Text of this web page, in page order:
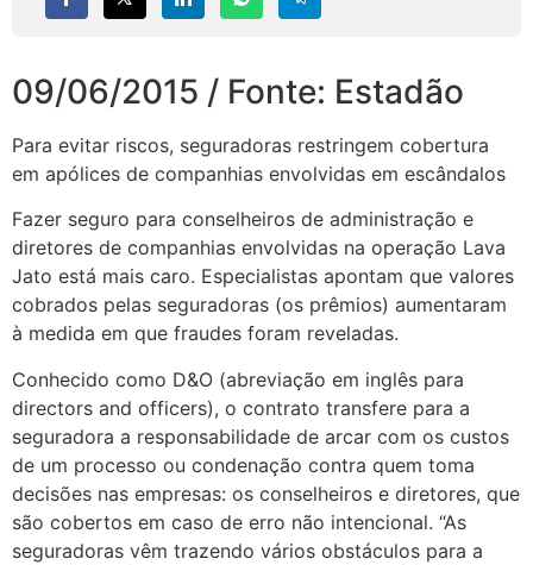
09/06/2015 / Fonte: Estadão
Para evitar riscos, seguradoras restringem cobertura
em apólices de companhias envolvidas em escândalos
Fazer seguro para conselheiros de administração e
diretores de companhias envolvidas na operação Lava
Jato está mais caro. Especialistas apontam que valores
cobrados pelas seguradoras (os prêmios) aumentaram
à medida em que fraudes foram reveladas.
Conhecido como D&O (abreviação em inglês para
directors and officers), o contrato transfere para a
seguradora a responsabilidade de arcar com os custos
de um processo ou condenação contra quem toma
decisões nas empresas: os conselheiros e diretores, que
são cobertos em caso de erro não intencional. “As
seguradoras vêm trazendo vários obstáculos para a